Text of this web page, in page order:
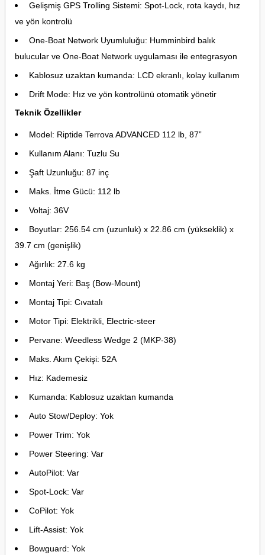
Gelişmiş GPS Trolling Sistemi: Spot-Lock, rota kaydı, hız
ve yön kontrolü
One-Boat Network Uyumluluğu: Humminbird balık
bulucular ve One-Boat Network uygulaması ile entegrasyon
Kablosuz uzaktan kumanda: LCD ekranlı, kolay kullanım
Drift Mode: Hız ve yön kontrolünü otomatik yönetir
Teknik Özellikler
Model: Riptide Terrova ADVANCED 112 lb, 87”
Kullanım Alanı: Tuzlu Su
Şaft Uzunluğu: 87 inç
Maks. İtme Gücü: 112 lb
Voltaj: 36V
Boyutlar: 256.54 cm (uzunluk) x 22.86 cm (yükseklik) x
39.7 cm (genişlik)
Ağırlık: 27.6 kg
Montaj Yeri: Baş (Bow-Mount)
Montaj Tipi: Cıvatalı
Motor Tipi: Elektrikli, Electric-steer
Pervane: Weedless Wedge 2 (MKP-38)
Maks. Akım Çekişi: 52A
Hız: Kademesiz
Kumanda: Kablosuz uzaktan kumanda
Auto Stow/Deploy: Yok
Power Trim: Yok
Power Steering: Var
AutoPilot: Var
Spot-Lock: Var
CoPilot: Yok
Lift-Assist: Yok
Bowguard: Yok